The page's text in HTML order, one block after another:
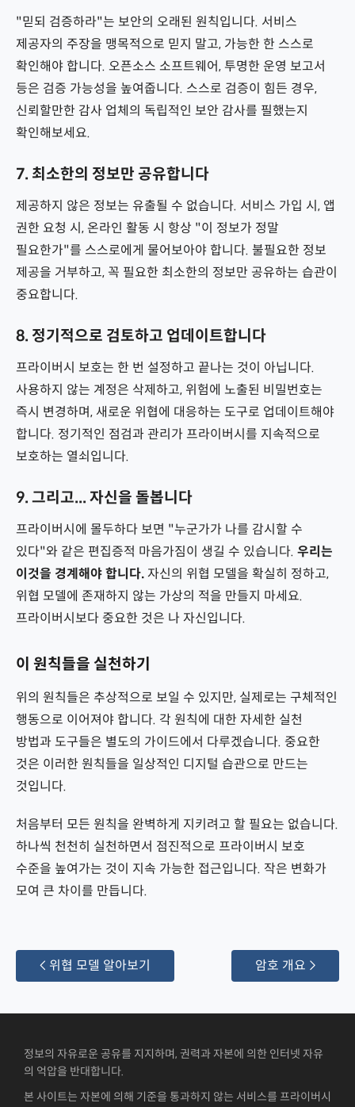
"믿되 검증하라"는 보안의 오래된 원칙입니다. 서비스
제공자의 주장을 맹목적으로 믿지 말고, 가능한 한 스스로
확인해야 합니다. 오픈소스 소프트웨어, 투명한 운영 보고서
등은 검증 가능성을 높여줍니다. 스스로 검증이 힘든 경우,
신뢰할만한 감사 업체의 독립적인 보안 감사를 필했는지
확인해보세요.
7. 최소한의 정보만 공유합니다
제공하지 않은 정보는 유출될 수 없습니다. 서비스 가입 시, 앱
권한 요청 시, 온라인 활동 시 항상 "이 정보가 정말
필요한가"를 스스로에게 물어보아야 합니다. 불필요한 정보
제공을 거부하고, 꼭 필요한 최소한의 정보만 공유하는 습관이
중요합니다.
8. 정기적으로 검토하고 업데이트합니다
프라이버시 보호는 한 번 설정하고 끝나는 것이 아닙니다.
사용하지 않는 계정은 삭제하고, 위험에 노출된 비밀번호는
즉시 변경하며, 새로운 위협에 대응하는 도구로 업데이트해야
합니다. 정기적인 점검과 관리가 프라이버시를 지속적으로
보호하는 열쇠입니다.
9. 그리고... 자신을 돌봅니다
프라이버시에 몰두하다 보면 "누군가가 나를 감시할 수
있다"와 같은 편집증적 마음가짐이 생길 수 있습니다. 우리는
이것을 경계해야 합니다.자신의 위협 모델을 확실히 정하고,
위협 모델에 존재하지 않는 가상의 적을 만들지 마세요.
프라이버시보다 중요한 것은 나 자신입니다.
이 원칙들을 실천하기
위의 원칙들은 추상적으로 보일 수 있지만, 실제로는 구체적인
행동으로 이어져야 합니다. 각 원칙에 대한 자세한 실천
방법과 도구들은 별도의 가이드에서 다루겠습니다. 중요한
것은 이러한 원칙들을 일상적인 디지털 습관으로 만드는
것입니다.
처음부터 모든 원칙을 완벽하게 지키려고 할 필요는 없습니다.
하나씩 천천히 실천하면서 점진적으로 프라이버시 보호
수준을 높여가는 것이 지속 가능한 접근입니다. 작은 변화가
모여 큰 차이를 만듭니다.
 위협 모델 알아보기 암호 개요 
정보의 자유로운 공유를 지지하며, 권력과 자본에 의한 인터넷 자유
의 억압을 반대합니다.
본 사이트는 자본에 의해 기준을 통과하지 않는 서비스를 프라이버시